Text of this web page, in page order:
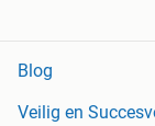
Blog
Veilig en